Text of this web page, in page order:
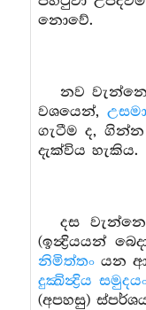
නොවේ.
නව
වශයෙන්,උසමා
ගැටීම ද,
දැක්විය හැකිය.
දස
(ඉන්‍ද්‍රියයන්
නිමිත්තං යන
දුක්‍ඛින්‍ද්‍රිය
(අපහසු)